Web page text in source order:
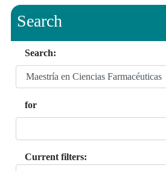
Search
Search:
for
Current filters: